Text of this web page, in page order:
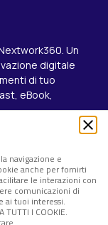
Un
digitale
di tuo
eBook,
navigazione e
anche per fornirti
le interazioni con
comunicazioni di
ai tuoi interessi.
I COOKIE.